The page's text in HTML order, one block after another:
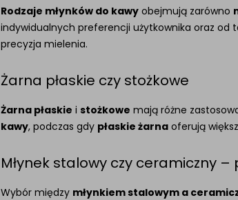
Rodzaje młynków do kawy obejmują zarówno
indywidualnych preferencji użytkownika oraz od
precyzja mielenia.
Żarna płaskie czy stożkowe
Żarna płaskie istożkowe mają różne
kawy, podczas gdy płaskie żarna oferują
Młynek stalowy czy ceramiczny
Wybór między młynkiem stalowym a